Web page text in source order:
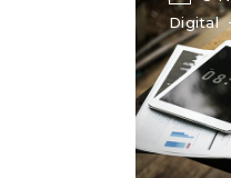
Digital